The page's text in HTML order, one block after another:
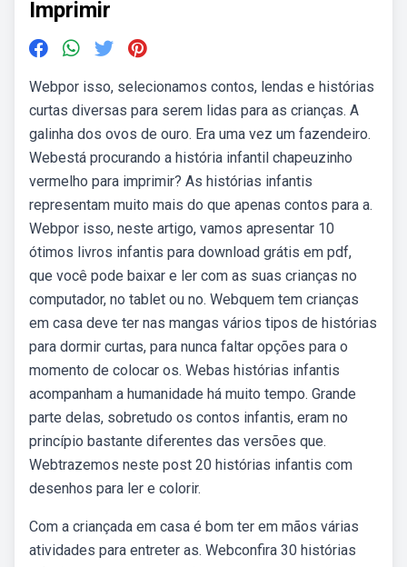
Imprimir
Webpor isso, selecionamos contos, lendas e histórias
curtas diversas para serem lidas para as crianças. A
galinha dos ovos de ouro. Era uma vez um fazendeiro.
Webestá procurando a história infantil chapeuzinho
vermelho para imprimir? As histórias infantis
representam muito mais do que apenas contos para a.
Webpor isso, neste artigo, vamos apresentar 10
ótimos livros infantis para download grátis em pdf,
que você pode baixar e ler com as suas crianças no
computador, no tablet ou no. Webquem tem crianças
em casa deve ter nas mangas vários tipos de histórias
para dormir curtas, para nunca faltar opções para o
momento de colocar os. Webas histórias infantis
acompanham a humanidade há muito tempo. Grande
parte delas, sobretudo os contos infantis, eram no
princípio bastante diferentes das versões que.
Webtrazemos neste post 20 histórias infantis com
desenhos para ler e colorir.
Com a criançada em casa é bom ter em mãos várias
atividades para entreter as. Webconfira 30 histórias